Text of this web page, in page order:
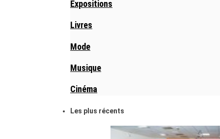
Expositions
Livres
Mode
Musique
Cinéma
Les plus récents